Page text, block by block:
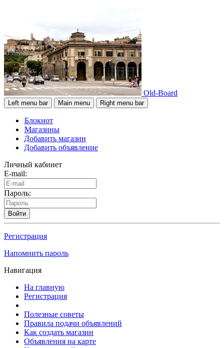
Old-Board
Left menu bar Main menu Right menu bar
Блокнот
Магазины
Добавить магазин
Добавить объявление
Личный кабинет
E-mail:
Пароль:
Войти
Регистрация
Напомнить пароль
Навигация
На главную
Регистрация
Полезные советы
Правила подачи объявлений
Как создать магазин
Объявления на карте